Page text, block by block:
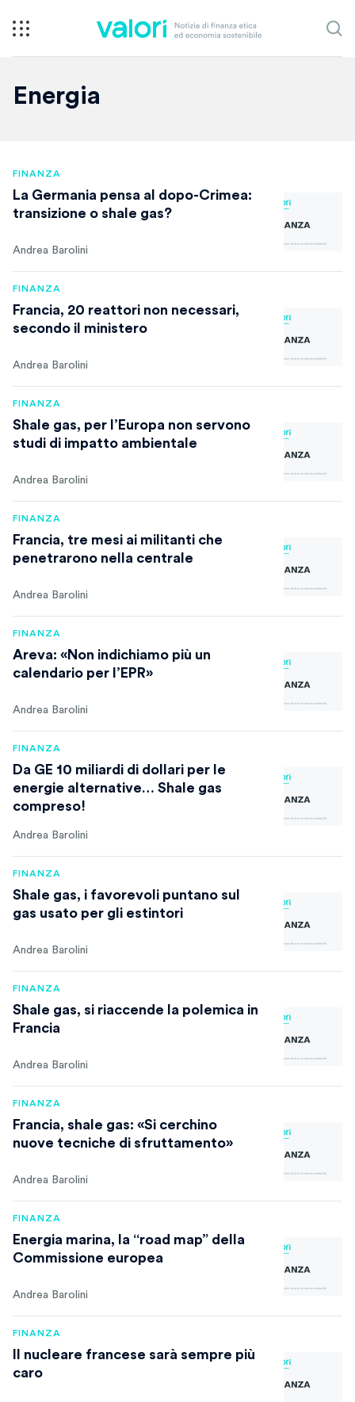
Energia
FINANZA
La Germania pensa al dopo-Crimea:
transizione o shale gas?
Andrea Barolini
FINANZA
Francia, 20 reattori non necessari,
secondo il ministero
Andrea Barolini
FINANZA
Shale gas, per l’Europa non servono
studi di impatto ambientale
Andrea Barolini
FINANZA
Francia, tre mesi ai militanti che
penetrarono nella centrale
Andrea Barolini
FINANZA
Areva: «Non indichiamo più un
calendario per l’EPR»
Andrea Barolini
FINANZA
Da GE 10 miliardi di dollari per le
energie alternative… Shale gas
compreso!
Andrea Barolini
FINANZA
Shale gas, i favorevoli puntano sul
gas usato per gli estintori
Andrea Barolini
FINANZA
Shale gas, si riaccende la polemica in
Francia
Andrea Barolini
FINANZA
Francia, shale gas: «Si cerchino
nuove tecniche di sfruttamento»
Andrea Barolini
FINANZA
Energia marina, la “road map” della
Commissione europea
Andrea Barolini
FINANZA
Il nucleare francese sarà sempre più
caro